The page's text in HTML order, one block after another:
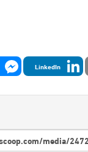
LinkedIn